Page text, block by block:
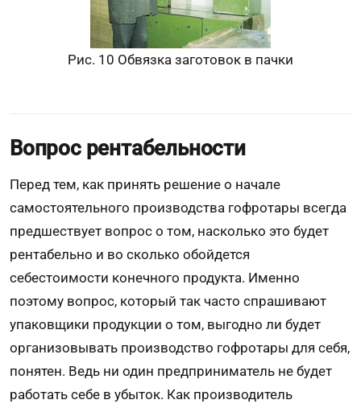
Рис. 10 Обвязка заготовок в пачки
Вопрос рентабельности
Перед тем, как принять решение о начале
самостоятельного производства гофротары всегда
предшествует вопрос о том, насколько это будет
рентабельно и во сколько обойдется
себестоимости конечного продукта. Именно
поэтому вопрос, который так часто спрашивают
упаковщики продукции о том, выгодно ли будет
организовывать производство гофротары для себя,
понятен. Ведь ни один предприниматель не будет
работать себе в убыток. Как производитель